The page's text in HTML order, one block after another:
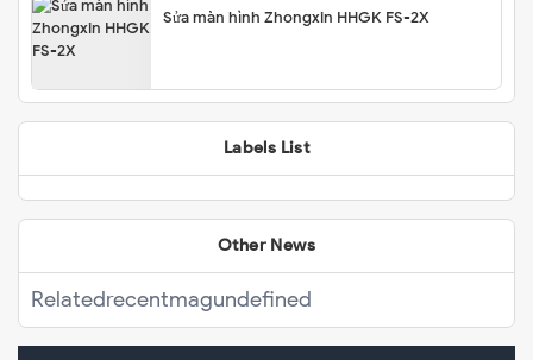
Sửa màn hình Zhongxin HHGK FS-2X
Labels List
Other News
Relatedrecentmagundefined